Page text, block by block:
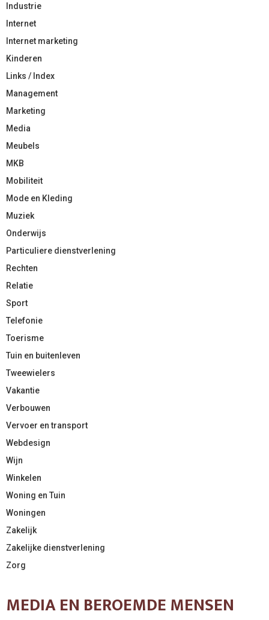
Industrie
Internet
Internet marketing
Kinderen
Links / Index
Management
Marketing
Media
Meubels
MKB
Mobiliteit
Mode en Kleding
Muziek
Onderwijs
Particuliere dienstverlening
Rechten
Relatie
Sport
Telefonie
Toerisme
Tuin en buitenleven
Tweewielers
Vakantie
Verbouwen
Vervoer en transport
Webdesign
Wijn
Winkelen
Woning en Tuin
Woningen
Zakelijk
Zakelijke dienstverlening
Zorg
MEDIA EN BEROEMDE MENSEN